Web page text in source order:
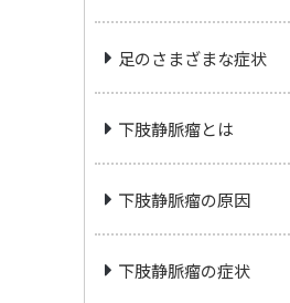
足のさまざまな症状
下肢静脈瘤とは
下肢静脈瘤の原因
下肢静脈瘤の症状